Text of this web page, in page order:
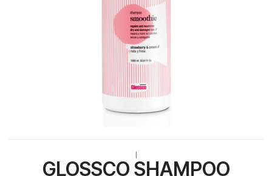
GLOSSCO SHAMPOO